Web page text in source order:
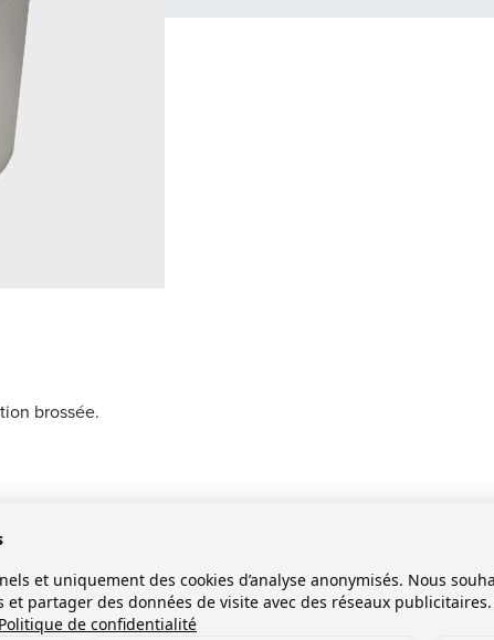
brossée.
et uniquement des cookies d’analyse anonymisés. Nous
et partager des données de visite avec des réseaux
Politique de confidentialité